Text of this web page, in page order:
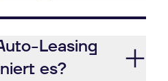
Leasing
es?